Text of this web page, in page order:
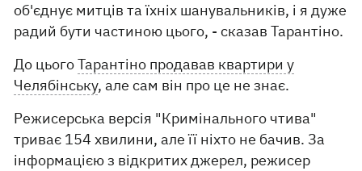
об'єднує митців та їхніх шанувальників, і я дуже
радий бути частиною цього, - сказав Тарантіно.
До цьогоТарантіно продавав квартири у
Челябінську, але сам він про це не знає.
Режисерська версія "Кримінального чтива"
триває 154 хвилини, але її ніхто не бачив. За
інформацією з відкритих джерел, режисер